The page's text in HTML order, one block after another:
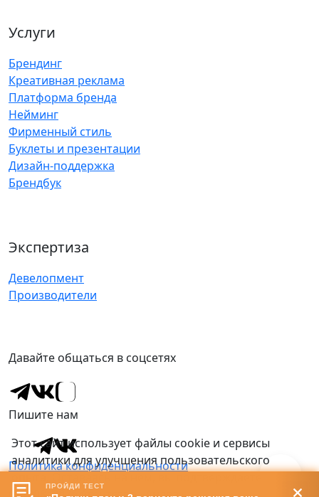
Этот сайт использует файлы cookie и сервисы
аналитики для улучшения пользовательского
Ок
Услуги
Брендинг
Креативная реклама
Платформа бренда
Нейминг
Фирменный стиль
Буклеты и презентации
Дизайн-поддержка
Брендбук
Экспертиза
Девелопмент
Производители
Давайте общаться в соцсетях
Пишите нам
Политика конфиденциальности
ПРОЙДИ ТЕСТ